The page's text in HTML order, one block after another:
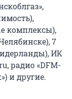
комплексы),
7
ИК
радио «DFM-
и другие.